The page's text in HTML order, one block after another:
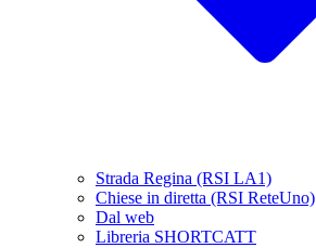
Strada Regina (RSI LA1)
Chiese in diretta (RSI ReteUno)
Dal web
Libreria SHORTCATT